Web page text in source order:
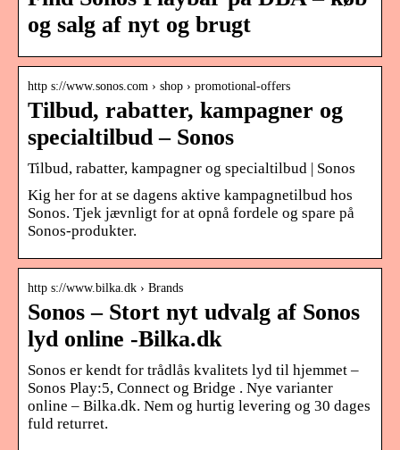
og salg af nyt og brugt
http s://www.sonos.com › shop › promotional-offers
Tilbud, rabatter, kampagner og
specialtilbud – Sonos
Tilbud, rabatter, kampagner og specialtilbud | Sonos
Kig her for at se dagens aktive kampagnetilbud hos
Sonos. Tjek jævnligt for at opnå fordele og spare på
Sonos-produkter.
http s://www.bilka.dk › Brands
Sonos – Stort nyt udvalg af Sonos
lyd online -Bilka.dk
Sonos er kendt for trådlås kvalitets lyd til hjemmet –
Sonos Play:5, Connect og Bridge . Nye varianter
online – Bilka.dk. Nem og hurtig levering og 30 dages
fuld returret.